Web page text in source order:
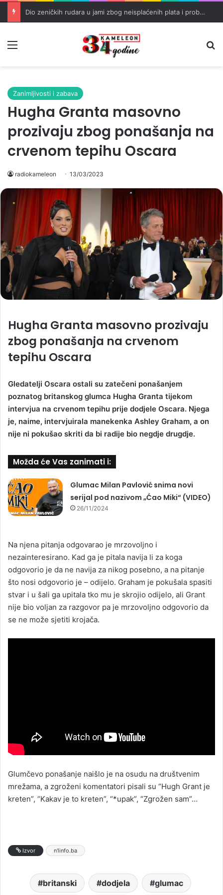
Dio zeničkih rudara u jami zbog neisplaćenih plata i problema sa zdravstvenim knjižicama
Zanimljivosti i zabava
Hugha Granta masovno
prozivaju zbog ponašanja na
crvenom tepihu Oscara
radiokameleon 13/03/2023
Hugha Granta masovno prozivaju
zbog ponašanja na crvenom
tepihu Oscara
Gledatelji Oscara ostali su zatečeni ponašanjem
poznatog britanskog glumca Hugha Granta tijekom
intervjua na crvenom tepihu prije dodjele Oscara. Njega
je, naime, intervjuirala manekenka Ashley Graham, a on
nije ni pokušao skriti da bi radije bio negdje drugdje.
Možda će Vas zanimati i:
Glumac Milan Pavlović snima novi
serijal pod nazivom „Ćao Miki“ (VIDEO)
26/11/2024
Na njena pitanja odgovarao je mrzovoljno i
nezainteresirano. Kad ga je pitala navija li za koga
odgovorio je da ne navija za nikog posebno, a na pitanje
što nosi odgovorio je – odijelo. Graham je pokušala spasiti
stvar i u šali ga upitala tko mu je skrojio odijelo, ali Grant
nije bio voljan za razgovor pa je mrzovoljno odgovorio da
se ne može sjetiti krojača.
Glumčevo ponašanje naišlo je na osudu na društvenim
mrežama, a zgroženi komentatori pisali su “Hugh Grant je
kreten”, “Kakav je to kreten”, “*upak”, “Zgrožen sam”…
Izvor n1info.ba
britanski dodjela glumac